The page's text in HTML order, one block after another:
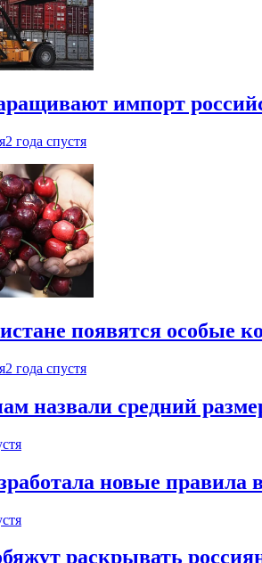
импорт
2 года спустя
появятся особые
2 года спустя
назвали средний
новые правила
раскрывать